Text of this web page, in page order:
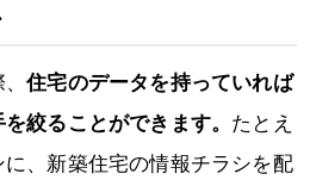
、住宅のデータを持っていれば
絞ることができます。 たとえ
、新築住宅の情報チラシを配